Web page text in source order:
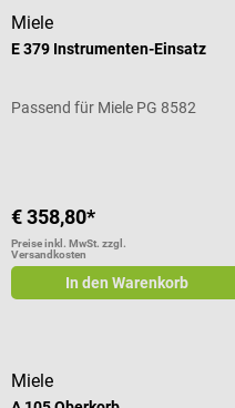
Miele
E 379 Instrumenten-Einsatz
Passend für Miele PG 8582
€ 358,80*
Preise inkl. MwSt. zzgl.
Versandkosten
In den Warenkorb
Miele